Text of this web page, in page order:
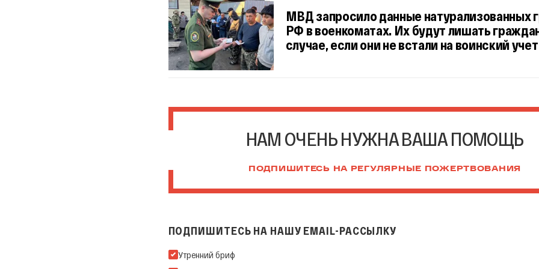
МВД запросило данные натурализованных
РФ в военкоматах. Их будут лишать
случае, если они не встали на воинский учет
НАМ ОЧЕНЬ НУЖНА ВАША ПОМОЩЬ
ПОДПИШИТЕСЬ НА РЕГУЛЯРНЫЕ ПОЖЕРТВОВАНИЯ
ПОДПИШИТЕСЬ НА НАШУ EMAIL-РАССЫЛКУ
Подпишитесь на нашу Email-рассылку
Утренний бриф